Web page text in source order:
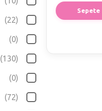
(22)
(0)
(130)
(0)
(72)
Sepete